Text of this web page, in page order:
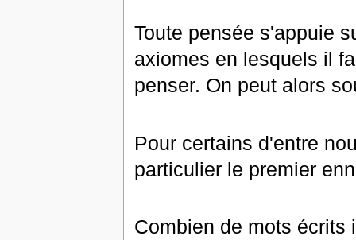
Toute pensée s'appuie
axiomes en lesquels il
penser. On peut alors
Pour certains d'entre
particulier le premier
Combien de mots écrits